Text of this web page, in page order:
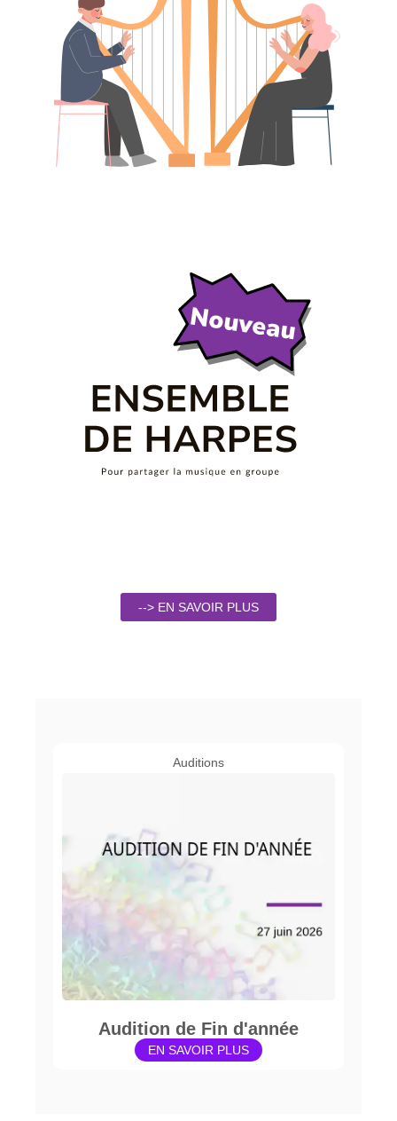
--> EN SAVOIR PLUS
Auditions
Audition de Fin d'année
EN SAVOIR PLUS